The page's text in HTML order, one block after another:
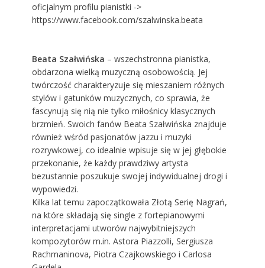
oficjalnym profilu pianistki ->
https://www.facebook.com/szalwinska.beata
Beata Szałwińska – wszechstronna pianistka,
obdarzona wielką muzyczną osobowością. Jej
twórczość charakteryzuje się mieszaniem różnych
stylów i gatunków muzycznych, co sprawia, że
fascynują się nią nie tylko miłośnicy klasycznych
brzmień. Swoich fanów Beata Szałwińska znajduje
również wśród pasjonatów jazzu i muzyki
rozrywkowej, co idealnie wpisuje się w jej głębokie
przekonanie, że każdy prawdziwy artysta
bezustannie poszukuje swojej indywidualnej drogi i
wypowiedzi.
Kilka lat temu zapoczątkowała Złotą Serię Nagrań,
na które składają się single z fortepianowymi
interpretacjami utworów najwybitniejszych
kompozytorów m.in. Astora Piazzolli, Sergiusza
Rachmaninova, Piotra Czajkowskiego i Carlosa